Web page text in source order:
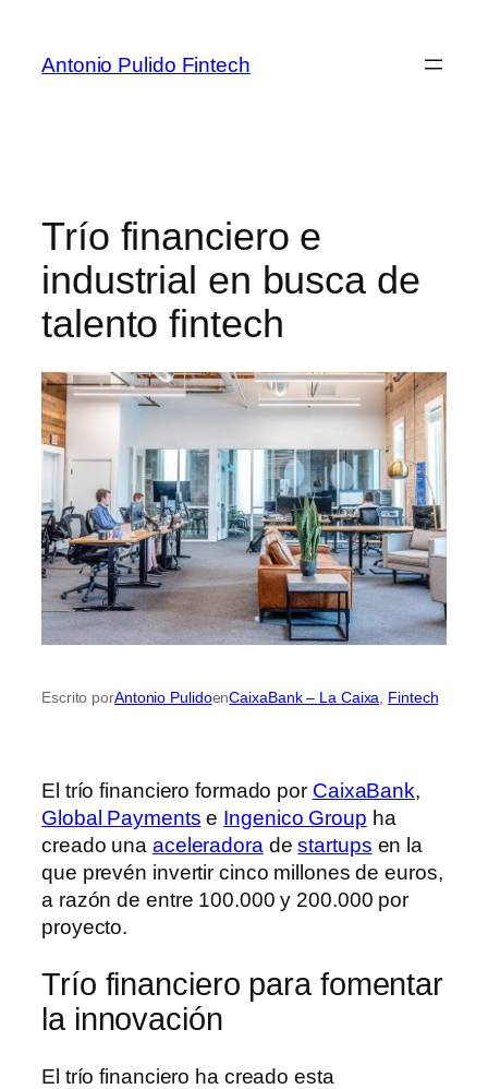
Antonio Pulido Fintech
Trío financiero e
industrial en busca de
talento fintech
Escrito porAntonio PulidoenCaixaBank – La Caixa Fintech
El trío financiero formado por CaixaBank,
Global Payments e Ingenico Group ha
creado una aceleradoradestartups en la
que prevén invertir cinco millones de euros,
a razón de entre 100.000 y 200.000 por
proyecto.
Trío financiero para fomentar
la innovación
El trío financiero ha creado esta